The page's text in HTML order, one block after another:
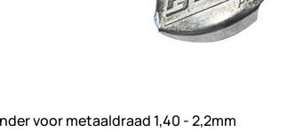
voor metaaldraad 1,40 - 2,2mm